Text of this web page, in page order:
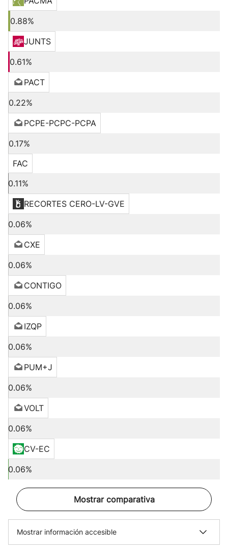
0.88%
JUNTS
0.61%
PACT
0.22%
PCPE-PCPC-PCPA
0.17%
FAC
0.11%
RECORTES CERO-LV-GVE
0.06%
CXE
0.06%
CONTIGO
0.06%
IZQP
0.06%
PUM+J
0.06%
VOLT
0.06%
CV-EC
0.06%
Mostrar comparativa
Mostrar información accesible